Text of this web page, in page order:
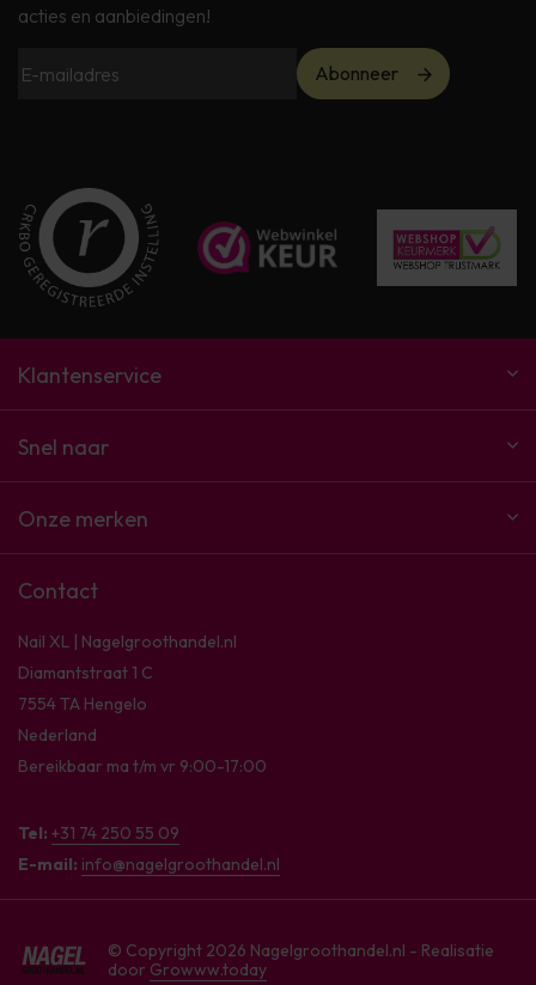
acties en aanbiedingen!
Abonneer
Klantenservice
Snel naar
Onze merken
Contact
Nail XL | Nagelgroothandel.nl
Diamantstraat 1 C
7554 TA Hengelo
Nederland
Bereikbaar ma t/m vr 9:00-17:00
Tel: +31 74 250 55 09
E-mail: info@nagelgroothandel.nl
© Copyright 2026 Nagelgroothandel.nl - Realisatie
door Growww.today